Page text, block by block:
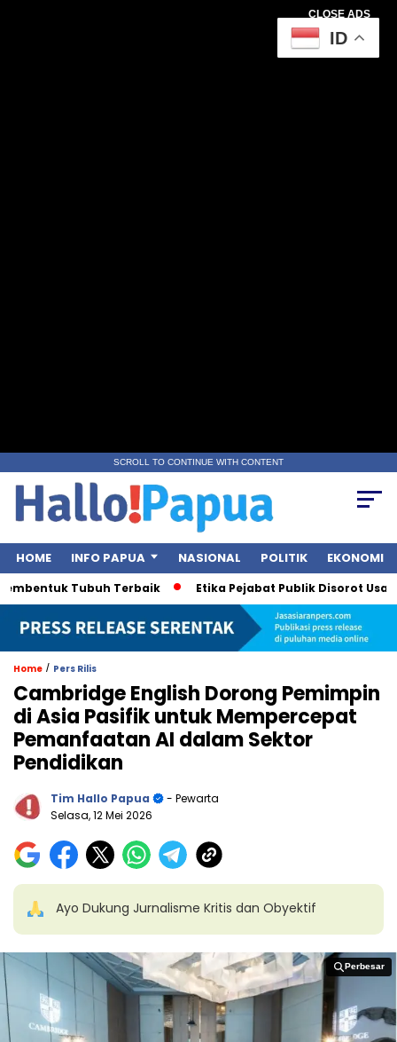
CLOSE ADS
SCROLL TO CONTINUE WITH CONTENT
HOME INFO PAPUA NASIONAL POLITIK EKONOMI
Tubuh Terbaik Etika Pejabat Publik Disorot Usai
Home / Pers Rilis
Cambridge English Dorong Pemimpin
di Asia Pasifik untuk Mempercepat
Pemanfaatan AI dalam Sektor
Pendidikan
Tim Hallo Papua
- Pewarta
Selasa, 12 Mei 2026
Ayo Dukung Jurnalisme Kritis dan Obyektif
Perbesar
Perbesar
ID